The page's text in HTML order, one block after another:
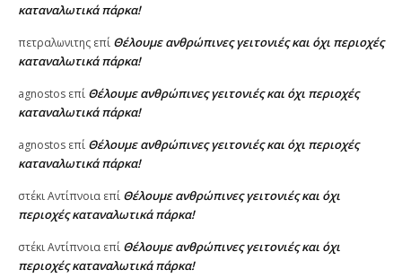
καταναλωτικά πάρκα!
πετραλωνιτης επί Θέλουμε ανθρώπινες γειτονιές και όχι περιοχές
καταναλωτικά πάρκα!
agnostos επί Θέλουμε ανθρώπινες γειτονιές και όχι περιοχές
καταναλωτικά πάρκα!
agnostos επί Θέλουμε ανθρώπινες γειτονιές και όχι περιοχές
καταναλωτικά πάρκα!
στέκι Αντίπνοια επί Θέλουμε ανθρώπινες γειτονιές και όχι
περιοχές καταναλωτικά πάρκα!
στέκι Αντίπνοια επί Θέλουμε ανθρώπινες γειτονιές και όχι
περιοχές καταναλωτικά πάρκα!